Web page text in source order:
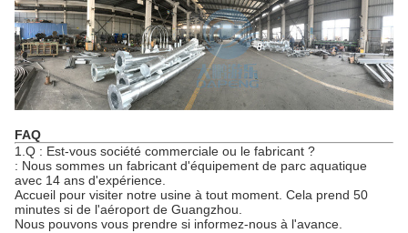
FAQ
1.Q : Est-vous société commerciale ou le fabricant ?
: Nous sommes un fabricant d'équipement de parc aquatique
avec 14 ans d'expérience.
Accueil pour visiter notre usine à tout moment. Cela prend 50
minutes si de l'aéroport de Guangzhou.
Nous pouvons vous prendre si informez-nous à l'avance.